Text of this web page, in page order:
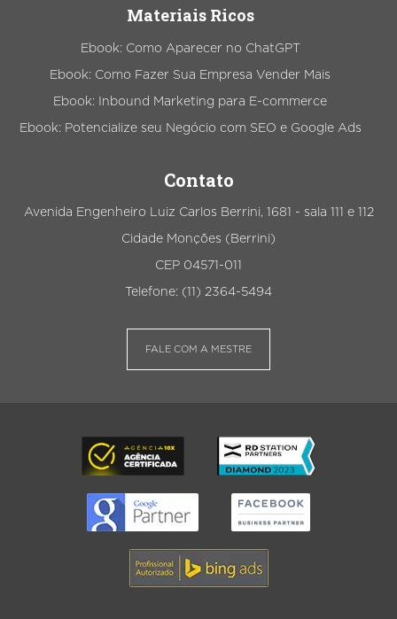
Materiais Ricos
Ebook: Como Aparecer no ChatGPT
Ebook: Como Fazer Sua Empresa Vender Mais
Ebook: Inbound Marketing para E-commerce
Ebook: Potencialize seu Negócio com SEO e Google Ads
Contato
Avenida Engenheiro Luiz Carlos Berrini, 1681 - sala 111 e 112
Cidade Monções (Berrini)
CEP 04571-011
Telefone: (11) 2364-5494
FALE COM A MESTRE